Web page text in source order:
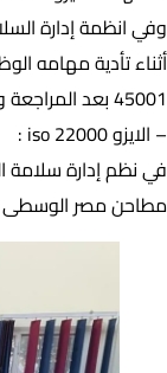
وفي انظمة إدارة
أثناء تأدية مهامه
45001 بعد المراجعة والتدقيق من قبل مراجعينا
– الايزو 22000 iso :
في نظم إدارة سلامة
مطاحن مصر